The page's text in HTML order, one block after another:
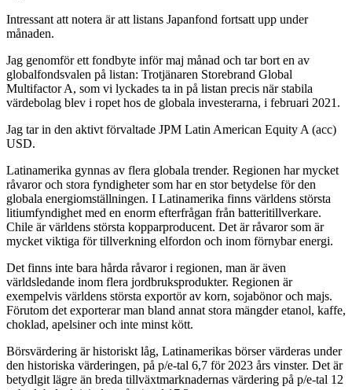
Intressant att notera är att listans Japanfond fortsatt upp under
månaden.
Jag genomför ett fondbyte inför maj månad och tar bort en av
globalfondsvalen på listan: Trotjänaren Storebrand Global
Multifactor A, som vi lyckades ta in på listan precis när stabila
värdebolag blev i ropet hos de globala investerarna, i februari 2021.
Jag tar in den aktivt förvaltade JPM Latin American Equity A (acc)
USD.
Latinamerika gynnas av flera globala trender. Regionen har mycket
råvaror och stora fyndigheter som har en stor betydelse för den
globala energiomställningen. I Latinamerika finns världens största
litiumfyndighet med en enorm efterfrågan från batteritillverkare.
Chile är världens största kopparproducent. Det är råvaror som är
mycket viktiga för tillverkning elfordon och inom förnybar energi.
Det finns inte bara hårda råvaror i regionen, man är även
världsledande inom flera jordbruksprodukter. Regionen är
exempelvis världens största exportör av korn, sojabönor och majs.
Förutom det exporterar man bland annat stora mängder etanol, kaffe,
choklad, apelsiner och inte minst kött.
Börsvärdering är historiskt låg, Latinamerikas börser värderas under
den historiska värderingen, på p/e-tal 6,7 för 2023 års vinster. Det är
betydlgit lägre än breda tillväxtmarknadernas värdering på p/e-tal 12